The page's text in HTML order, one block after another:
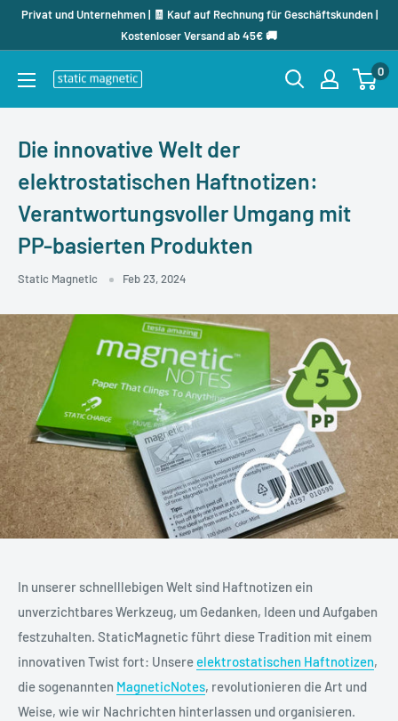
DirektPrivat und Unternehmen | 🧾 Kauf auf Rechnung für Geschäftskunden |
Kostenloser Versand ab 45€ 🚚
staticmagnetic.de
0
Die innovative Welt der
elektrostatischen Haftnotizen:
Verantwortungsvoller Umgang mit
PP-basierten Produkten
Static Magnetic Feb 23, 2024
In unserer schnelllebigen Welt sind Haftnotizen ein
unverzichtbares Werkzeug, um Gedanken, Ideen und Aufgaben
festzuhalten. StaticMagnetic führt diese Tradition mit einem
innovativen Twist fort: Unsereelektrostatischen Haftnotizen,
die sogenannten MagneticNotes, revolutionieren die Art und
Weise, wie wir Nachrichten hinterlassen und organisieren.